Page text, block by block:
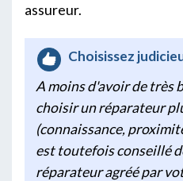
assureur.
Choisissez
A moins d'avoir de très
choisir un réparateur
(connaissance,
est toutefois conseillé
réparateur agréé par